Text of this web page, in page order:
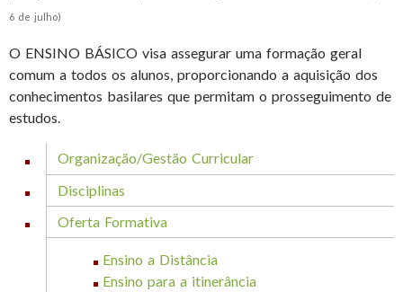
6 de julho)
O ENSINO BÁSICO visa assegurar uma formação geral
comum a todos os alunos, proporcionando a aquisição dos
conhecimentos basilares que permitam o prosseguimento de
estudos.
Organização/Gestão Curricular
Disciplinas
Oferta Formativa
Ensino a Distância
Ensino para a itinerância